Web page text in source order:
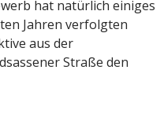
hat natürlich einiges
Jahren verfolgten
aus der
Straße den